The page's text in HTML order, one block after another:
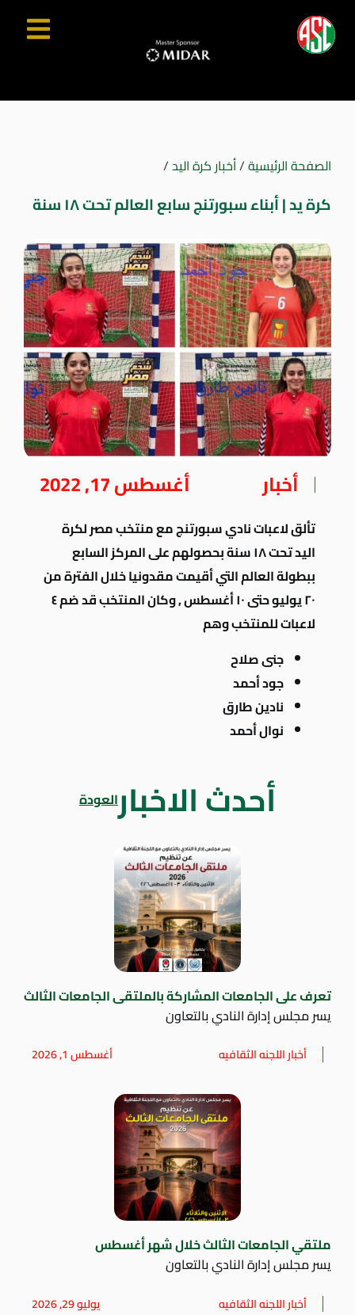
الصفحة الرئيسية/أخبار كرة اليد/
كرة يد | أبناء سبورتنج سابع العالم تحت ١٨ سنة
أخبار أغسطس 17, 2022
تألق لاعبات نادي سبورتنج مع منتخب مصر لكرة
اليد تحت ١٨ سنة بحصولهم على المركز السابع
ببطولة العالم التي أقيمت مقدونيا خلال الفترة من
٢٠ يوليو حتى ١٠ أغسطس , وكان المنتخب قد ضم ٤
لاعبات للمنتخب وهم
جنى صلاح
جود أحمد
نادين طارق
نوال أحمد
أحدث الاخبارالعودة
تعرف على الجامعات المشاركة بالملتقى الجامعات الثالث
يسر مجلس إدارة النادي بالتعاون
أخبار اللجنه الثقافيه أغسطس 1, 2026
ملتقي الجامعات الثالث خلال شهر أغسطس
يسر مجلس إدارة النادي بالتعاون
أخبار اللجنه الثقافيه يوليو 29, 2026